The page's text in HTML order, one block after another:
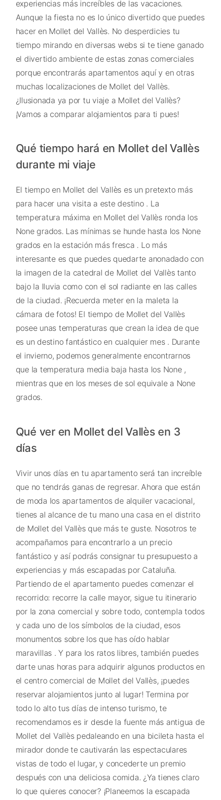
experiencias más increíbles de las vacaciones.
Aunque la fiesta no es lo único divertido que puedes
hacer en Mollet del Vallès. No desperdicies tu
tiempo mirando en diversas webs si te tiene ganado
el divertido ambiente de estas zonas comerciales
porque encontrarás apartamentos aquí y en otras
muchas localizaciones de Mollet del Vallès.
¿Ilusionada ya por tu viaje a Mollet del Vallès?
¡Vamos a comparar alojamientos para ti pues!
Qué tiempo hará en Mollet del Vallès
durante mi viaje
El tiempo en Mollet del Vallès es un pretexto más
para hacer una visita a este destino . La
temperatura máxima en Mollet del Vallès ronda los
None grados. Las mínimas se hunde hasta los None
grados en la estación más fresca . Lo más
interesante es que puedes quedarte anonadado con
la imagen de la catedral de Mollet del Vallès tanto
bajo la lluvia como con el sol radiante en las calles
de la ciudad. ¡Recuerda meter en la maleta la
cámara de fotos! El tiempo de Mollet del Vallès
posee unas temperaturas que crean la idea de que
es un destino fantástico en cualquier mes . Durante
el invierno, podemos generalmente encontrarnos
que la temperatura media baja hasta los None ,
mientras que en los meses de sol equivale a None
grados.
Qué ver en Mollet del Vallès en 3
días
Vivir unos días en tu apartamento será tan increíble
que no tendrás ganas de regresar. Ahora que están
de moda los apartamentos de alquiler vacacional,
tienes al alcance de tu mano una casa en el distrito
de Mollet del Vallès que más te guste. Nosotros te
acompañamos para encontrarlo a un precio
fantástico y así podrás consignar tu presupuesto a
experiencias y más escapadas por Cataluña.
Partiendo de el apartamento puedes comenzar el
recorrido: recorre la calle mayor, sigue tu itinerario
por la zona comercial y sobre todo, contempla todos
y cada uno de los símbolos de la ciudad, esos
monumentos sobre los que has oído hablar
maravillas . Y para los ratos libres, también puedes
darte unas horas para adquirir algunos productos en
el centro comercial de Mollet del Vallès, ¡puedes
reservar alojamientos junto al lugar! Termina por
todo lo alto tus días de intenso turismo, te
recomendamos es ir desde la fuente más antigua de
Mollet del Vallès pedaleando en una bicileta hasta el
mirador donde te cautivarán las espectaculares
vistas de todo el lugar, y concederte un premio
después con una deliciosa comida. ¿Ya tienes claro
lo que quieres conocer? ¡Planeemos la escapada